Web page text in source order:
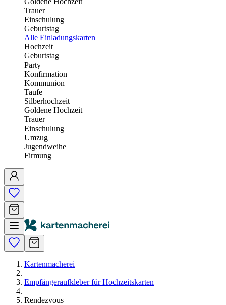
Trauer
Einschulung
Geburtstag
Alle Einladungskarten
Hochzeit
Geburtstag
Party
Konfirmation
Kommunion
Taufe
Silberhochzeit
Goldene Hochzeit
Trauer
Einschulung
Umzug
Jugendweihe
Firmung
Kartenmacherei
|
Empfängeraufkleber für Hochzeitskarten
|
Rendezvous